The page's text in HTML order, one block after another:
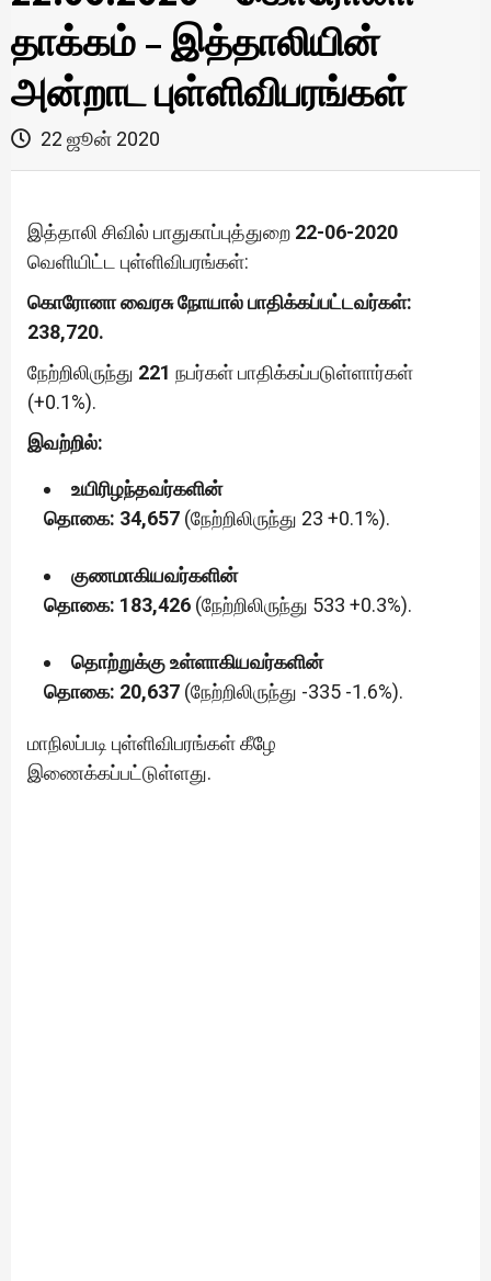
தாக்கம் – இத்தாலியின்
அன்றாட புள்ளிவிபரங்கள்
22 ஜூன் 2020
இத்தாலி சிவில் பாதுகாப்புத்துறை 22-06-2020
வெளியிட்ட புள்ளிவிபரங்கள்:
கொரோனா வைரசு நோயால் பாதிக்கப்பட்டவர்கள்:
238,720.
நேற்றிலிருந்து 221 நபர்கள் பாதிக்கப்படுள்ளார்கள்
(+0.1%).
இவற்றில்:
உயிரிழந்தவர்களின்
தொகை: 34,657 (நேற்றிலிருந்து 23 +0.1%).
குணமாகியவர்களின்
தொகை: 183,426 (நேற்றிலிருந்து 533 +0.3%).
தொற்றுக்கு உள்ளாகியவர்களின்
தொகை: 20,637 (நேற்றிலிருந்து -335 -1.6%).
மாநிலப்படி புள்ளிவிபரங்கள் கீழே
இணைக்கப்பட்டுள்ளது.